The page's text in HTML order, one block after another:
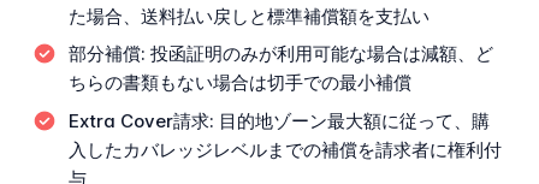
た場合、送料払い戻しと標準補償額を支払い
部分補償: 投函証明のみが利用可能な場合は減額、ど
ちらの書類もない場合は切手での最小補償
Extra Cover請求: 目的地ゾーン最大額に従って、購
入したカバレッジレベルまでの補償を請求者に権利付
与